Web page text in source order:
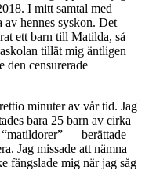
I mitt samtal med
av hennes syskon. Det
ett barn till Matilda, så
tillät mig äntligen
den censurerade
minuter av vår tid. Jag
bara 25 barn av cirka
— berättade
Jag missade att nämna
fängslade mig när jag såg